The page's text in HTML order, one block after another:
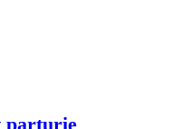
parturie